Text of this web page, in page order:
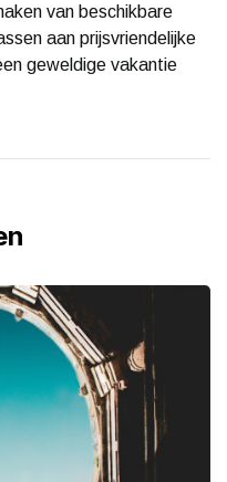
van beschikbare
aan prijsvriendelijke
geweldige vakantie